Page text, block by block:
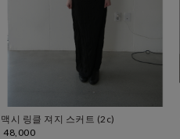
맥시 링클 져지 스커트 (2c)
48,000